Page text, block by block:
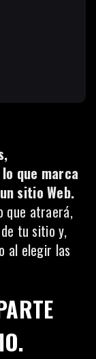
que marca
sitio Web.
que atraerá,
tu sitio y,
al elegir las